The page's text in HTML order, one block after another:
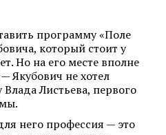
программу «Поле
который стоит у
Но на его месте вполне
Якубович не хотел
Листьева, первого
него профессия — это